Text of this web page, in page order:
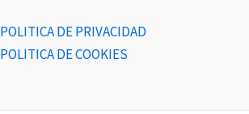
POLITICA DE PRIVACIDAD
POLITICA DE COOKIES